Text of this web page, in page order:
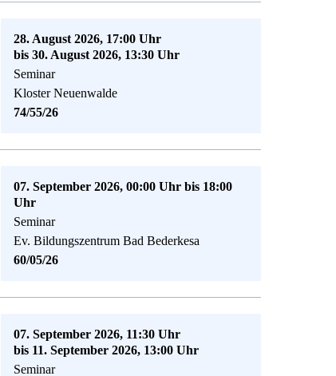
28. August 2026, 17:00 Uhr
bis 30. August 2026, 13:30 Uhr
Seminar
Kloster Neuenwalde
74/55/26
07. September 2026, 00:00 Uhr bis 18:00
Uhr
Seminar
Ev. Bildungszentrum Bad Bederkesa
60/05/26
07. September 2026, 11:30 Uhr
bis 11. September 2026, 13:00 Uhr
Seminar